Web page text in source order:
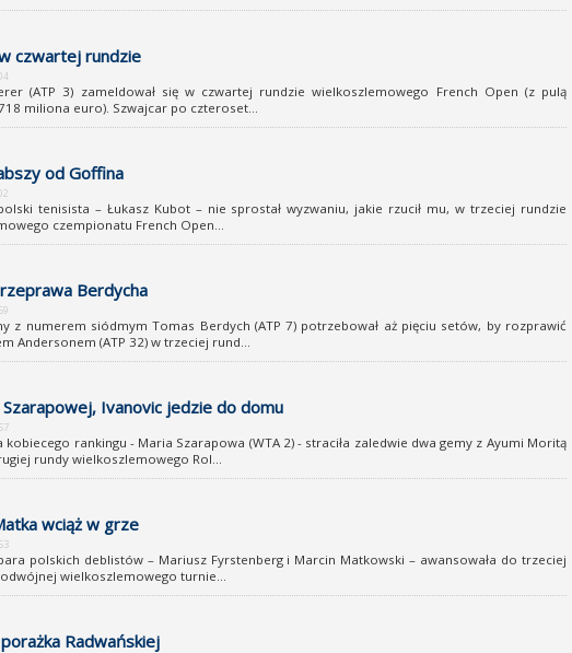
czwartej rundzie
(ATP 3) zameldował się w czwartej rundzie wielkoszlemowego French Open (z pulą
miliona euro). Szwajcar po czteroset...
od Goffina
tenisista – Łukasz Kubot – nie sprostał wyzwaniu, jakie rzucił mu, w trzeciej rundzie
czempionatu French Open...
Berdycha
z numerem siódmym Tomas Berdych (ATP 7) potrzebował aż pięciu setów, by rozprawić
Andersonem (ATP 32) w trzeciej rund...
Ivanovic jedzie do domu
kobiecego rankingu - Maria Szarapowa (WTA 2) - straciła zaledwie dwa gemy z Ayumi Moritą
rundy wielkoszlemowego Rol...
wciąż w grze
polskich deblistów – Mariusz Fyrstenberg i Marcin Matkowski – awansowała do trzeciej
wielkoszlemowego turnie...
Radwańskiej